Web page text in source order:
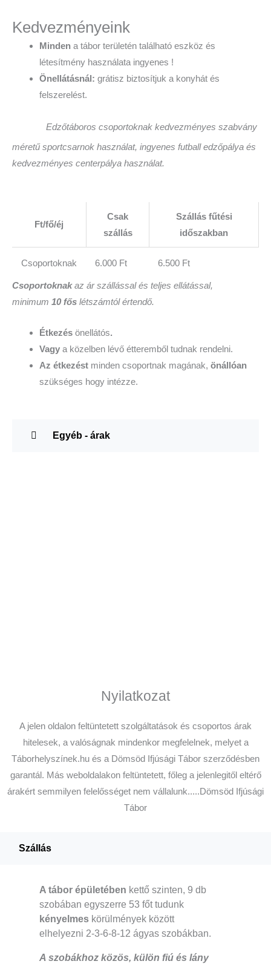
Kedvezményeink
Minden a tábor területén található eszköz és
létesítmény használata ingyenes !
Önellátásnál: grátisz biztosítjuk a konyhát és
felszerelést.
Edzőtáboros csoportoknak kedvezményes szabvány
méretű sportcsarnok használat, ingyenes futball edzőpálya és
kedvezményes centerpálya használat.
Ft/fő/éj
Csak
szállás
Szállás fűtési
időszakban
Csoportoknak 6.000 Ft 6.500 Ft
Csoportoknakaz ár szállással és teljes ellátással,
minimum 10 fős létszámtól értendő.
Étkezés önellátós.
Vagy a közelben lévő étteremből tudnak rendelni.
Az étkezést minden csoportnak magának, önállóan
szükséges hogy intézze.
Egyéb - árak
Nyilatkozat
A jelen oldalon feltüntetett szolgáltatások és csoportos árak
hitelesek, a valóságnak mindenkor megfelelnek, melyet a
Táborhelyszínek.hu és a Dömsöd Ifjúsági Tábor szerződésben
garantál. Más weboldalakon feltüntetett, főleg a jelenlegitől eltérő
árakért semmilyen felelősséget nem vállalunk.....Dömsöd Ifjúsági
Tábor
Szállás
A tábor épületében kettő szinten, 9 db
szobában egyszerre 53 főt tudunk
kényelmes körülmények között
elhelyezni 2-3-6-8-12 ágyas szobákban.
A szobákhoz közös, külön fiú és lány